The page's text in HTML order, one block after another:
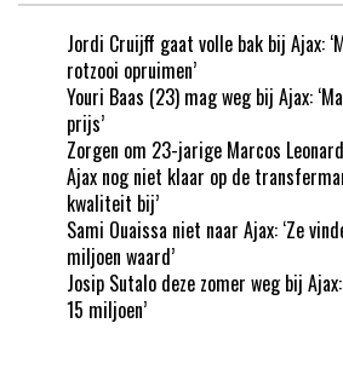
Jordi Cruijff gaat volle bak bij Ajax:
rotzooi opruimen’
Youri Baas (23) mag weg bij Ajax:
prijs’
Zorgen om 23-jarige Marcos
Ajax nog niet klaar op de
kwaliteit bij’
Sami Ouaissa niet naar Ajax: ‘Ze
miljoen waard’
Josip Sutalo deze zomer weg bij
15 miljoen’